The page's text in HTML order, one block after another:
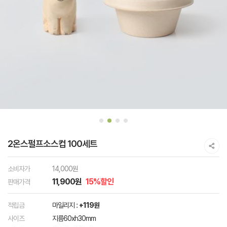
2온스펄프소스컵 100세트
소비자가
14,000원
판매가격
11,900원 15%할인
적립금 마일리지 : +119원
사이즈
지름60xh30mm